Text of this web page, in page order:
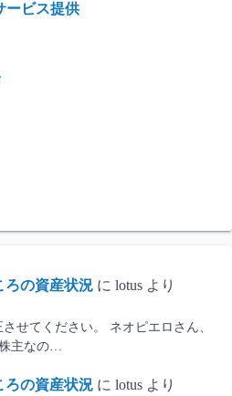
ービス提供
ろの資産状況 に lotus より
せてください。 ネオピエロさん、
なの…
ろの資産状況 に lotus より